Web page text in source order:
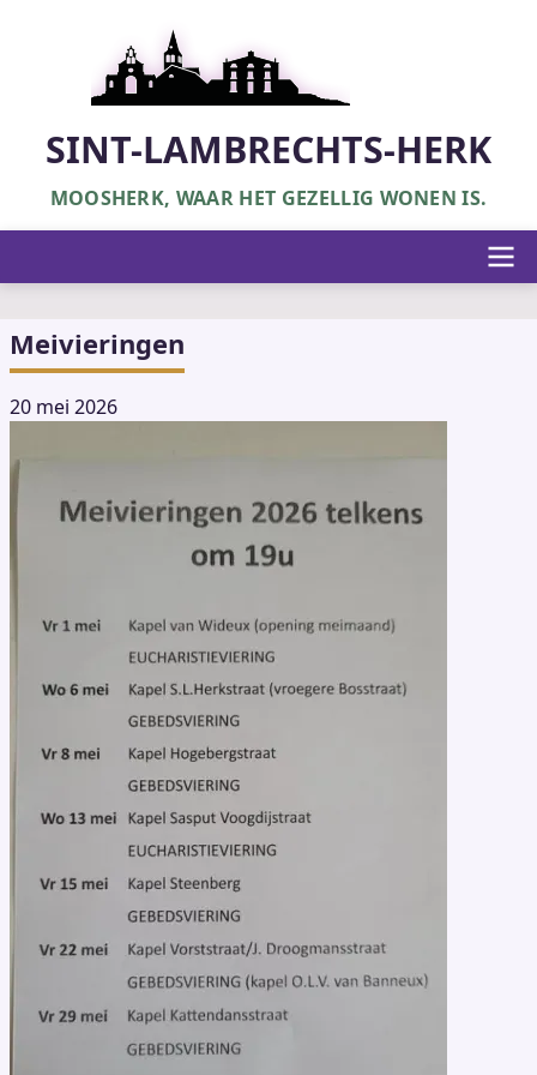
SINT-LAMBRECHTS-HERK
MOOSHERK, WAAR HET GEZELLIG WONEN IS.
Meivieringen
20 mei 2026